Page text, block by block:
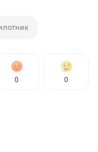
0 0